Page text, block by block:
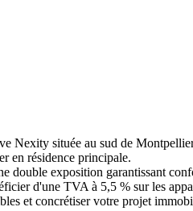
Nexity située au sud de
en résidence principale.
double exposition garantissant
d'une TVA à 5,5 % sur les
et concrétiser votre projet